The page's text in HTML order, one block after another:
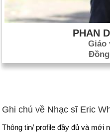
PHAN
Giáo
Ghi chú về Nhạc sĩ Eric
Thông tin/ profile đầy đủ và mới